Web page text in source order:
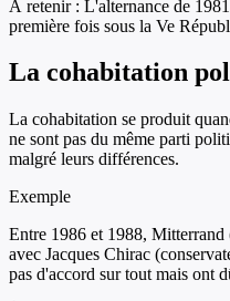
À retenir : L'alternance de
première fois sous la Ve
La cohabitation
La cohabitation se produit
ne sont pas du même parti
malgré leurs différences.
Exemple
Entre 1986 et 1988,
avec Jacques Chirac
pas d'accord sur tout mais ont